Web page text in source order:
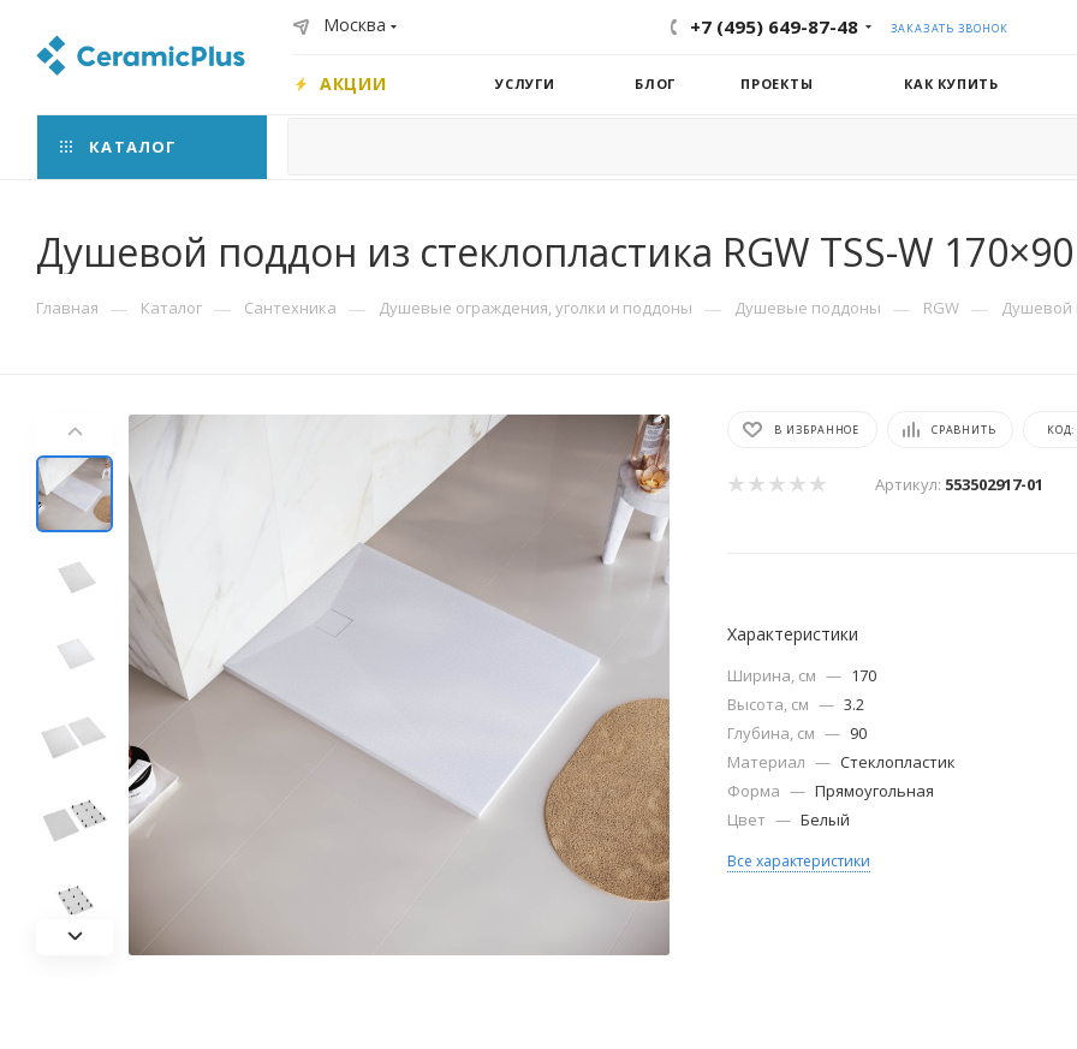
Москва +7 (495) 649-87-48 ЗАКАЗАТЬ ЗВОНОК
АКЦИИ УСЛУГИ БЛОГ ПРОЕКТЫ КАК КУПИТЬ
КАТАЛОГ
Душевой поддон из стеклопластика RGW TSS-W
Главная — Каталог — Сантехника — Душевые ограждения, уголки и поддоны — Душевые поддоны — RGW — Душевой
В ИЗБРАННОЕ СРАВНИТЬ КОД:
Артикул: 553502917-01
Характеристики
Ширина, см — 170
Высота, см — 3.2
Глубина, см — 90
Материал — Cтеклопластик
Форма — Прямоугольная
Цвет — Белый
Все характеристики